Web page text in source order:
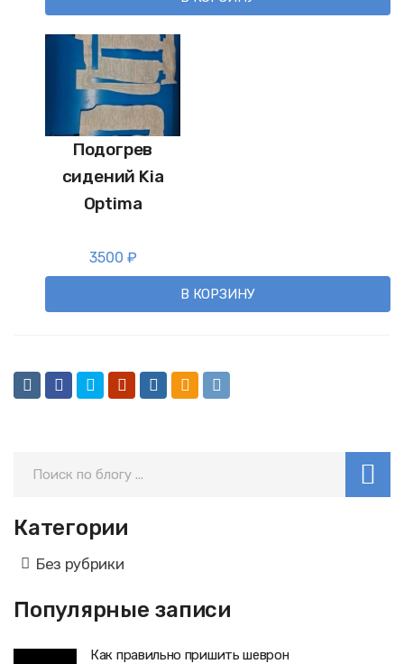
Подогрев
сидений Kia
Optima
3500 ₽
В КОРЗИНУ
Категории
Без рубрики
Популярные записи
Как правильно пришить шеврон